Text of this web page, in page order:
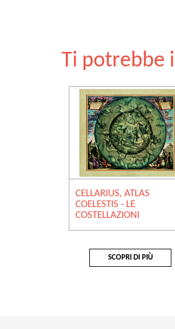
Ti potrebbe
CELLARIUS, ATLAS
COELESTIS - LE
COSTELLAZIONI
SCOPRI DI PIÙ